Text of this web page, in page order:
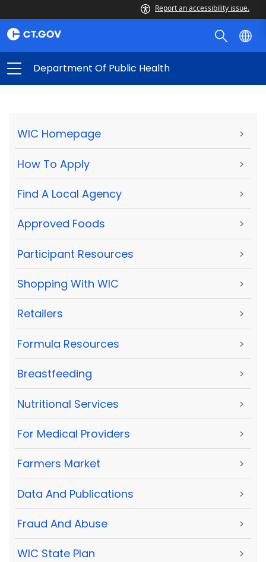
Report an accessibility issue.
Department Of Public Health
WIC Homepage >
How To Apply >
Find A Local Agency >
Approved Foods >
Participant Resources >
Shopping With WIC >
Retailers >
Formula Resources >
Breastfeeding >
Nutritional Services >
For Medical Providers >
Farmers Market >
Data And Publications >
Fraud And Abuse >
WIC State Plan >